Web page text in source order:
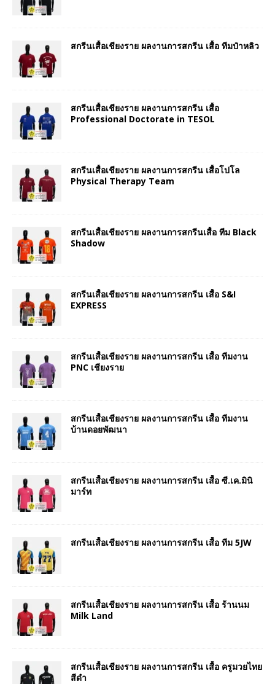
สกรีนเสื้อเชียงราย ผลงานการสกรีน เสื้อ ทีมป๋าหลิว
สกรีนเสื้อเชียงราย ผลงานการสกรีน เสื้อ
Professional Doctorate in TESOL
สกรีนเสื้อเชียงราย ผลงานการสกรีน เสื้อโปโล
Physical Therapy Team
สกรีนเสื้อเชียงราย ผลงานการสกรีนเสื้อ ทีม Black
Shadow
สกรีนเสื้อเชียงราย ผลงานการสกรีน เสื้อ S&I
EXPRESS
สกรีนเสื้อเชียงราย ผลงานการสกรีน เสื้อ ทีมงาน
PNC เชียงราย
สกรีนเสื้อเชียงราย ผลงานการสกรีน เสื้อ ทีมงาน
บ้านดอยพัฒนา
สกรีนเสื้อเชียงราย ผลงานการสกรีน เสื้อ ซี.เค.มินิ
มาร์ท
สกรีนเสื้อเชียงราย ผลงานการสกรีน เสื้อ ทีม 5JW
สกรีนเสื้อเชียงราย ผลงานการสกรีน เสื้อ ร้านนม
Milk Land
สกรีนเสื้อเชียงราย ผลงานการสกรีน เสื้อ ครูมวยไทย
สีดำ